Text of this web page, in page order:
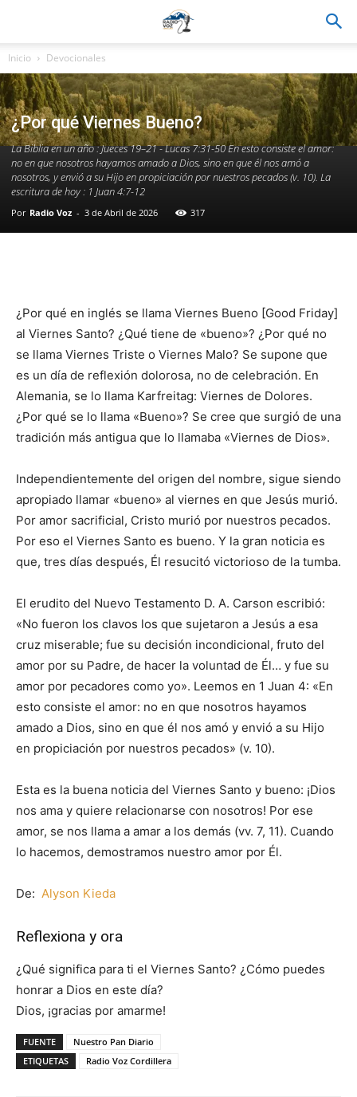
Inicio Devocionales
¿Por qué Viernes Bueno?
La Biblia en un año : Jueces 19–21 - Lucas 7:31-50 En esto consiste el amor:
no en que nosotros hayamos amado a Dios, sino en que él nos amó a
nosotros, y envió a su Hijo en propiciación por nuestros pecados (v. 10). La
escritura de hoy : 1 Juan 4:7-12
Por Radio Voz - 3 de Abril de 2026 317
¿Por qué en inglés se llama Viernes Bueno [Good Friday]
al Viernes Santo? ¿Qué tiene de «bueno»? ¿Por qué no
se llama Viernes Triste o Viernes Malo? Se supone que
es un día de reflexión dolorosa, no de celebración. En
Alemania, se lo llama Karfreitag: Viernes de Dolores.
¿Por qué se lo llama «Bueno»? Se cree que surgió de una
tradición más antigua que lo llamaba «Viernes de Dios».
Independientemente del origen del nombre, sigue siendo
apropiado llamar «bueno» al viernes en que Jesús murió.
Por amor sacrificial, Cristo murió por nuestros pecados.
Por eso el Viernes Santo es bueno. Y la gran noticia es
que, tres días después, Él resucitó victorioso de la tumba.
El erudito del Nuevo Testamento D. A. Carson escribió:
«No fueron los clavos los que sujetaron a Jesús a esa
cruz miserable; fue su decisión incondicional, fruto del
amor por su Padre, de hacer la voluntad de Él… y fue su
amor por pecadores como yo». Leemos en 1 Juan 4: «En
esto consiste el amor: no en que nosotros hayamos
amado a Dios, sino en que él nos amó y envió a su Hijo
en propiciación por nuestros pecados» (v. 10).
Esta es la buena noticia del Viernes Santo y bueno: ¡Dios
nos ama y quiere relacionarse con nosotros! Por ese
amor, se nos llama a amar a los demás (vv. 7, 11). Cuando
lo hacemos, demostramos nuestro amor por Él.
De: Alyson Kieda
Reflexiona y ora
¿Qué significa para ti el Viernes Santo? ¿Cómo puedes
honrar a Dios en este día?
Dios, ¡gracias por amarme!
FUENTE
Nuestro Pan Diario
ETIQUETAS
Radio Voz Cordillera